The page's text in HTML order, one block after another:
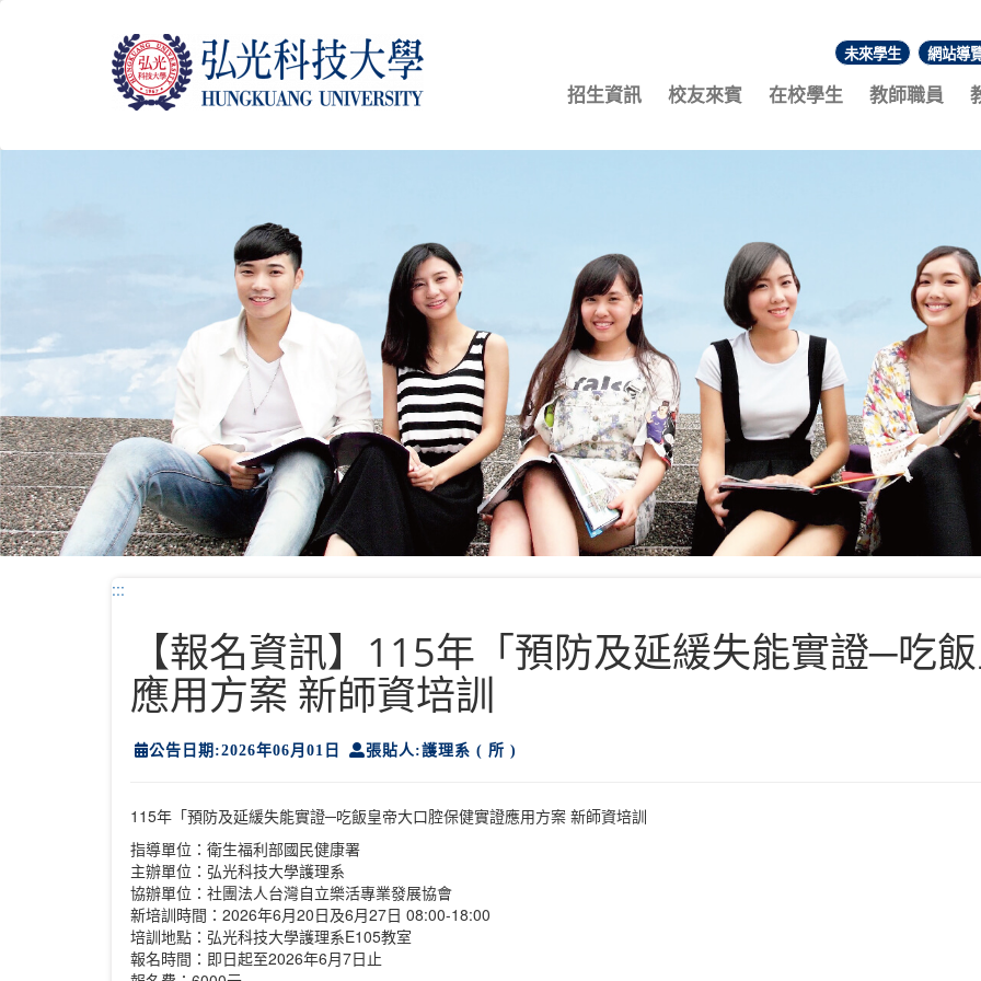
內
:::
未來學生 網站導
招生資訊 校友來賓 在校學生 教師職員
:::
【報名資訊】115年「預防及延緩失能實證─吃
應用方案 新師資培訓
公告日期:2026年06月01日 張貼人:護理系 ( 所 )
115年「預防及延緩失能實證─吃飯皇帝大口腔保健實證應用方案 新師資培訓
指導單位：衛生福利部國民健康署
主辦單位：弘光科技大學護理系
協辦單位：社團法人台灣自立樂活專業發展協會
新培訓時間：2026年6月20日及6月27日 08:00-18:00
培訓地點：弘光科技大學護理系E105教室
報名時間：即日起至2026年6月7日止